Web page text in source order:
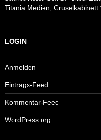
Titania Medien, Gruselkabinett
LOGIN
Anmelden
Eintrags-Feed
Kommentar-Feed
WordPress.org